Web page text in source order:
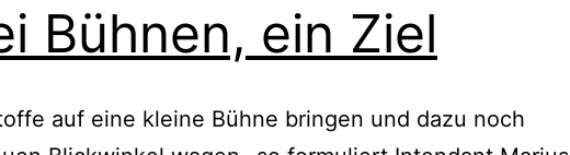
Bühnen, ein Ziel
auf eine kleine Bühne bringen und dazu noch